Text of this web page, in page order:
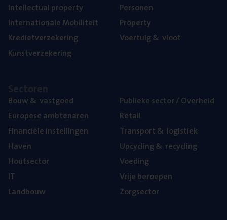
Intel­lec­tu­al property
Inter­na­ti­o­na­le Mobiliteit
Kre­diet­ver­ze­ke­ring
Kunst­ver­ze­ke­ring
Per­so­nen
Pro­per­ty
Voer­tuig& vloot
Bouw& vastgoed
Euro­pe­se ambtenaren
Finan­ci­ë­le instellingen
Haven
Hout­sec­tor
IT
Land­bouw
Publie­ke sec­tor / Overheid
Retail
Trans­port& logistiek
Upcy­cling& recycling
Voe­ding
Vrije beroe­pen
Zorg­sec­tor